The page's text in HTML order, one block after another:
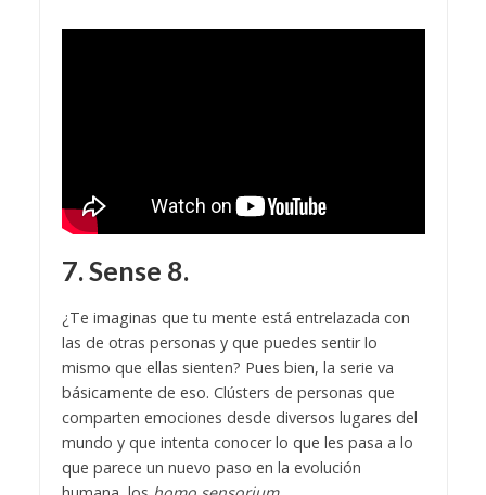
7. Sense 8.
¿Te imaginas que tu mente está entrelazada con
las de otras personas y que puedes sentir lo
mismo que ellas sienten? Pues bien, la serie va
básicamente de eso. Clústers de personas que
comparten emociones desde diversos lugares del
mundo y que intenta conocer lo que les pasa a lo
que parece un nuevo paso en la evolución